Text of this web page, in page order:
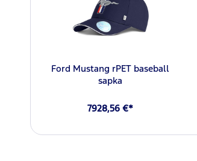
Ford Mustang rPET baseball
sapka
7928,56 €*